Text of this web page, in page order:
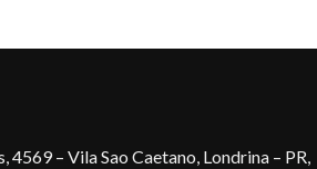
4569 – Vila Sao Caetano, Londrina – PR,